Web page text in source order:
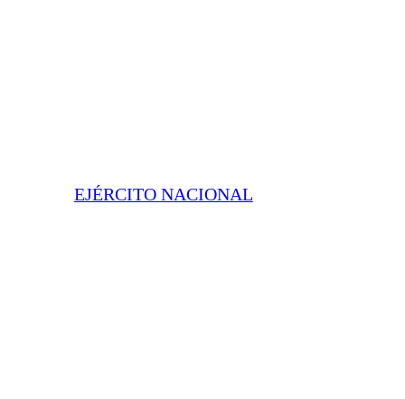
EJÉRCITO NACIONAL